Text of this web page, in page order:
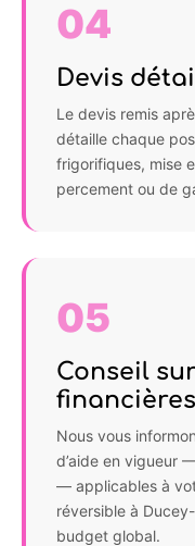
04
Devis
Le devis remis
détaille chaque
frigorifiques, mise
percement ou de
05
Conseil
financières
Nous vous
d’aide en vigueur
— applicables à
réversible à
budget global.